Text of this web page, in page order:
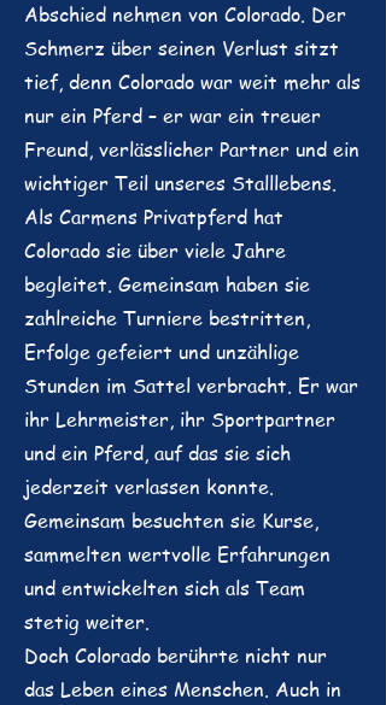
Abschied nehmen von Colorado. Der
Schmerz über seinen Verlust sitzt
tief, denn Colorado war weit mehr als
nur ein Pferd – er war ein treuer
Freund, verlässlicher Partner und ein
wichtiger Teil unseres Stalllebens.
Als Carmens Privatpferd hat
Colorado sie über viele Jahre
begleitet. Gemeinsam haben sie
zahlreiche Turniere bestritten,
Erfolge gefeiert und unzählige
Stunden im Sattel verbracht. Er war
ihr Lehrmeister, ihr Sportpartner
und ein Pferd, auf das sie sich
jederzeit verlassen konnte.
Gemeinsam besuchten sie Kurse,
sammelten wertvolle Erfahrungen
und entwickelten sich als Team
stetig weiter.
Doch Colorado berührte nicht nur
das Leben eines Menschen. Auch in